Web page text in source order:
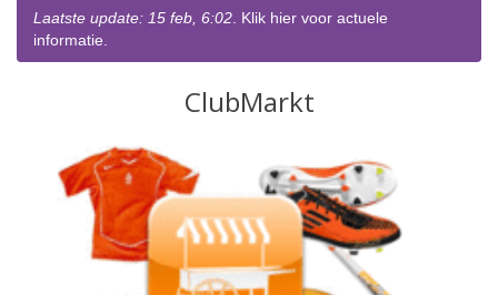
Laatste update: 15 feb, 6:02. Klik hier voor actuele
informatie.